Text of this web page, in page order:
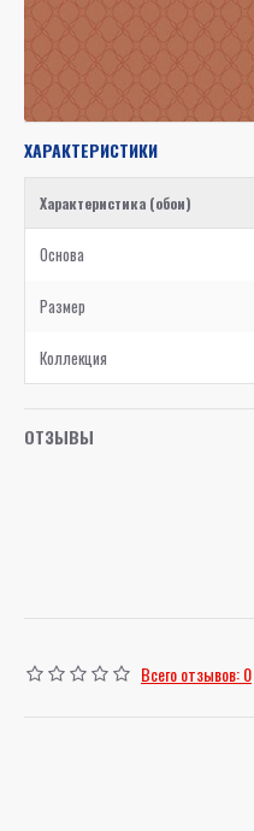
ХАРАКТЕРИСТИКИ
Характеристика (обои)
Основа
Размер
Коллекция
ОТЗЫВЫ
Всего отзывов: 0